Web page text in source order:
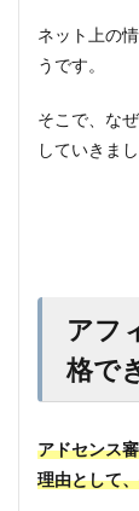
ネット上の
うです。
そこで、な
していきまし
アフ
格で
アドセンス
理由として